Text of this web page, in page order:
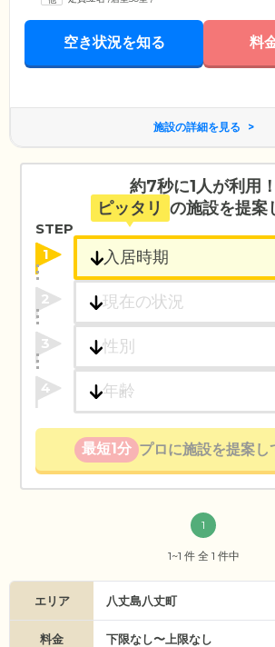
空き状況を知る 料
施設の詳細を見る
約7秒に1人が利用！
ピッタリ の施設を提案
STEP
1
2
3
4
最短1分 プロに施設を提案し
1
1~1 件 全 1 件中
エリア 八丈島八丈町
料金 下限なし〜上限なし